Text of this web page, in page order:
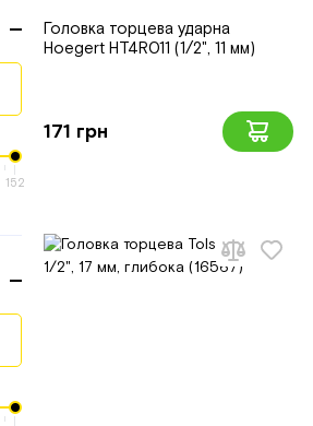
152
Головка торцева ударна
Hoegert HT4R011 (1/2", 11 мм)
171 грн